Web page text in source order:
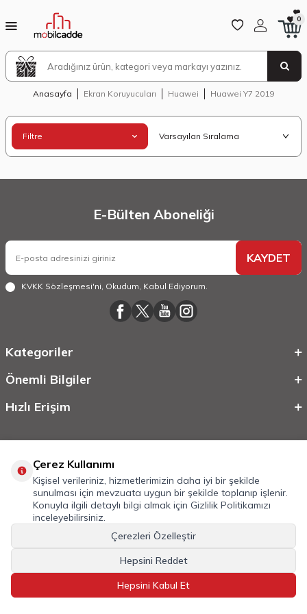
0
Anasayfa Ekran Koruyucuları Huawei Huawei Y7 2019
Filtre
E-Bülten Aboneliği
KAYDET
KVKK Sözleşmesi'ni, Okudum, Kabul Ediyorum.
Kategoriler
Önemli Bilgiler
Hızlı Erişim
Tüm Hakkı Saklıdır.Mobilcadde.com
E-TicaretSistemleriyle Hazırlanmıştır.
Çerez Kullanımı
Kişisel verileriniz, hizmetlerimizin daha iyi bir şekilde
sunulması için mevzuata uygun bir şekilde toplanıp işlenir.
Konuyla ilgili detaylı bilgi almak için Gizlilik Politikamızı
inceleyebilirsiniz.
Çerezleri Özelleştir
Hepsini Reddet
Hepsini Kabul Et